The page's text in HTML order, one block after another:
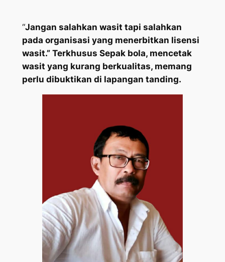
“Jangan salahkan wasit tapi salahkan
pada organisasi yang menerbitkan lisensi
wasit.” Terkhusus Sepak bola, mencetak
wasit yang kurang berkualitas, memang
perlu dibuktikan di lapangan tanding.